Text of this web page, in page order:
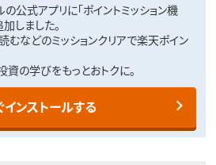
の公式アプリに「ポイントミッション機
しました。
むなどのミッションクリアで楽天ポイン
資の学びをもっとおトクに。
インストールする